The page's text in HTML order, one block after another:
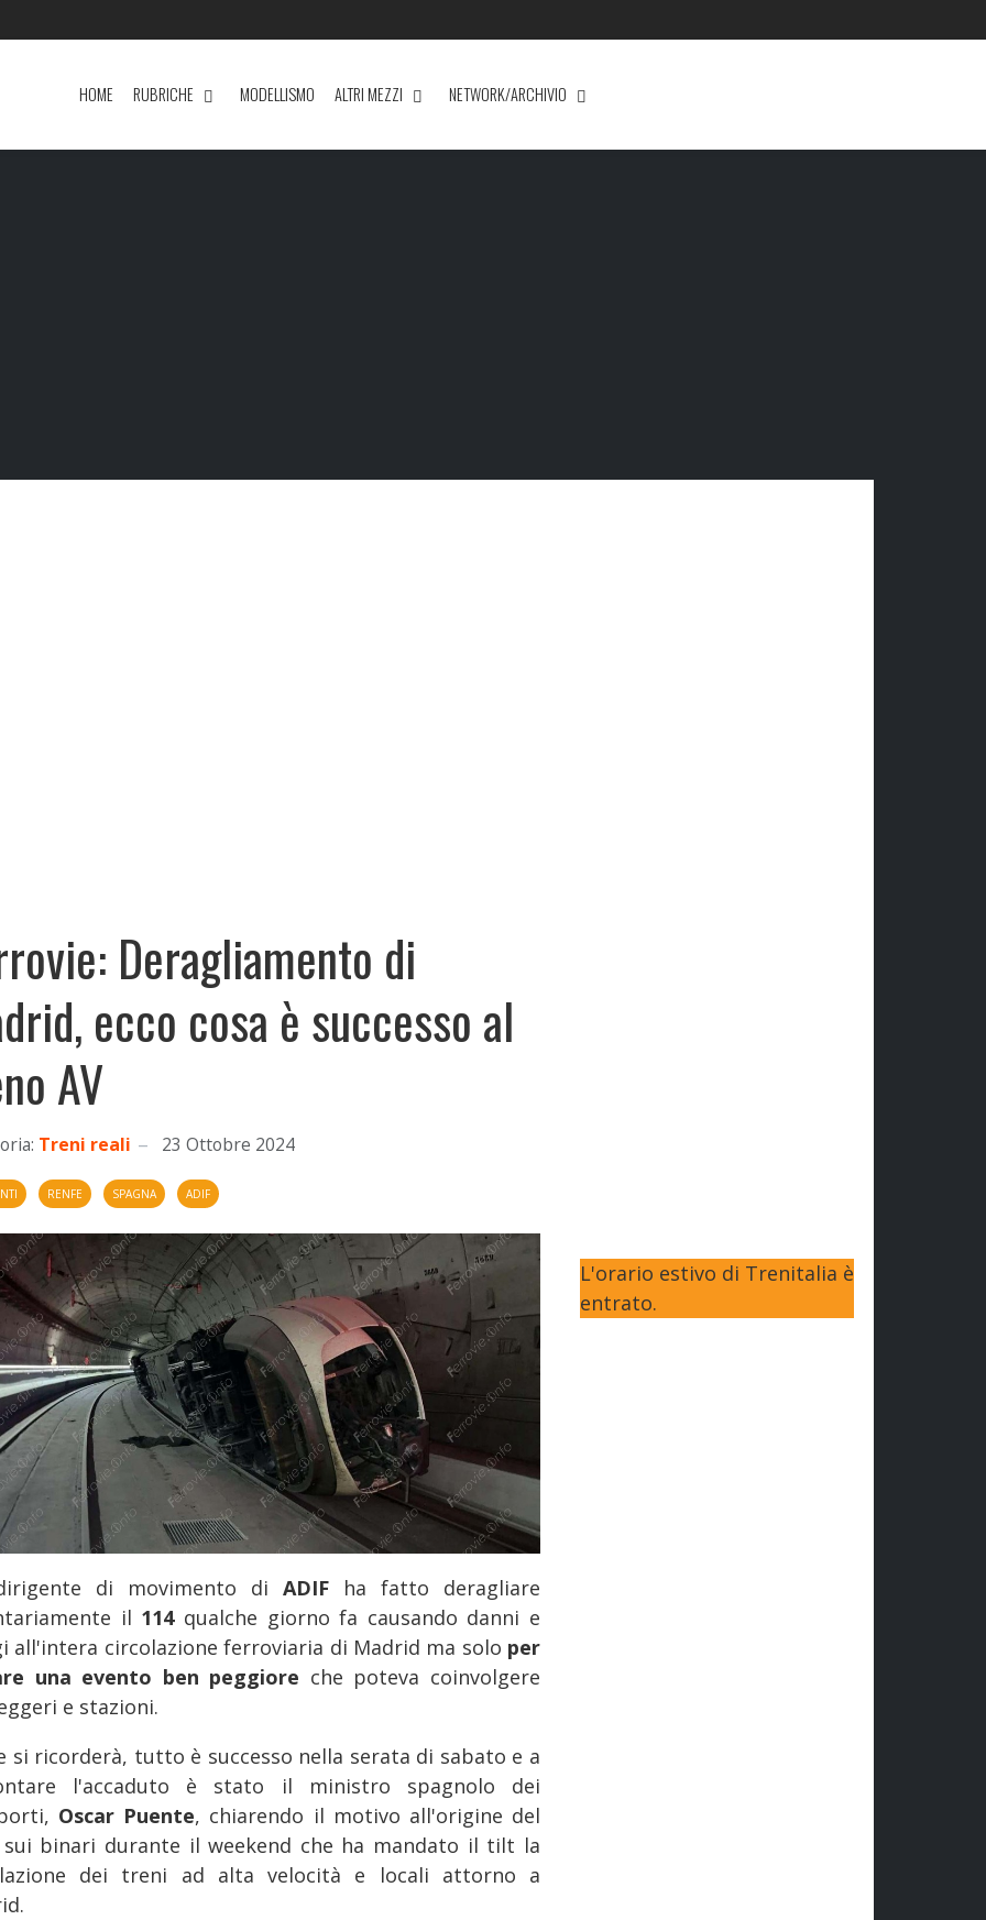
HOME RUBRICHE MODELLISMO ALTRI MEZZI NETWORK/ARCHIVIO
Deragliamento di
ecco cosa è successo al
AV
Treni reali 23 Ottobre 2024
RENFE SPAGNA ADIF
di movimento di ADIF ha fatto deragliare
il 114qualche giorno fa causando danni e
all'intera circolazione ferroviaria di Madrid ma solo per
una evento ben peggiore che poteva coinvolgere
e stazioni.
si ricorderà, tutto è successo nella serata di sabato e a
l'accaduto è stato il ministro spagnolo dei
Oscar Puente, chiarendo il motivo all'origine del
sui binari durante il weekend che ha mandato il tilt la
dei treni ad alta velocità e locali attorno a
L'orario estivo di Trenitalia è
entrato.